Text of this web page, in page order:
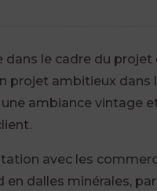
dans le cadre du
projet ambitieux dans
ambiance vintage
avec les
en dalles minérales,